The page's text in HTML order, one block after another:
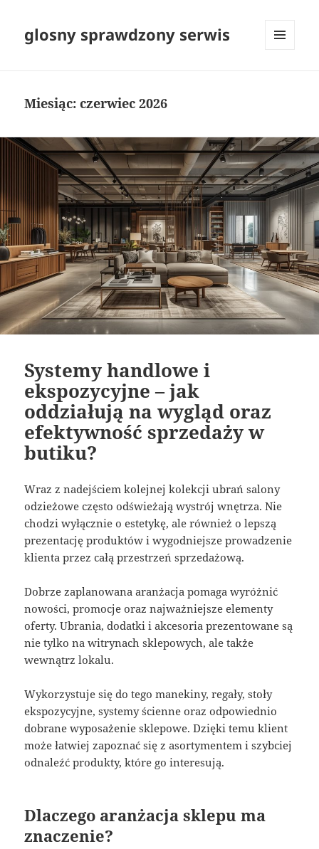
glosny sprawdzony serwis
Miesiąc:czerwiec 2026
Systemy handlowe i
ekspozycyjne – jak
oddziałują na wygląd oraz
efektywność sprzedaży w
butiku?
Wraz z nadejściem kolejnej kolekcji ubrań salony
odzieżowe często odświeżają wystrój wnętrza. Nie
chodzi wyłącznie o estetykę, ale również o lepszą
prezentację produktów i wygodniejsze prowadzenie
klienta przez całą przestrzeń sprzedażową.
Dobrze zaplanowana aranżacja pomaga wyróżnić
nowości, promocje oraz najważniejsze elementy
oferty. Ubrania, dodatki i akcesoria prezentowane są
nie tylko na witrynach sklepowych, ale także
wewnątrz lokalu.
Wykorzystuje się do tego manekiny, regały, stoły
ekspozycyjne, systemy ścienne oraz odpowiednio
dobrane wyposażenie sklepowe. Dzięki temu klient
może łatwiej zapoznać się z asortymentem i szybciej
odnaleźć produkty, które go interesują.
Dlaczego aranżacja sklepu ma
znaczenie?